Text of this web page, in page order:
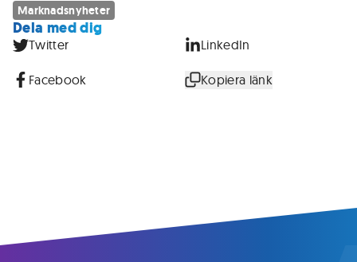
Marknadsnyheter
Dela med dig
Twitter LinkedIn
Facebook Kopiera länk